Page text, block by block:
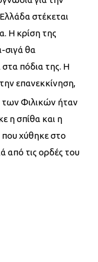
στέκεται
Η κρίση της
σιγά θα
πόδια της. Η
επανεκκίνηση,
Φιλικών ήταν
η σπίθα και η
που χύθηκε στο
από τις ορδές του